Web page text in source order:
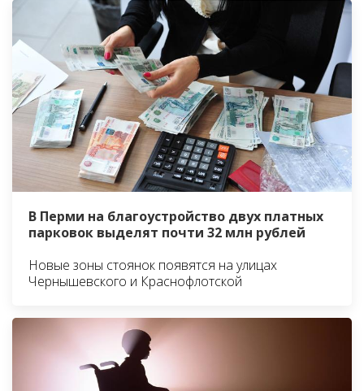
В Перми на благоустройство двух платных
парковок выделят почти 32 млн рублей
Новые зоны стоянок появятся на улицах
Чернышевского и Краснофлотской